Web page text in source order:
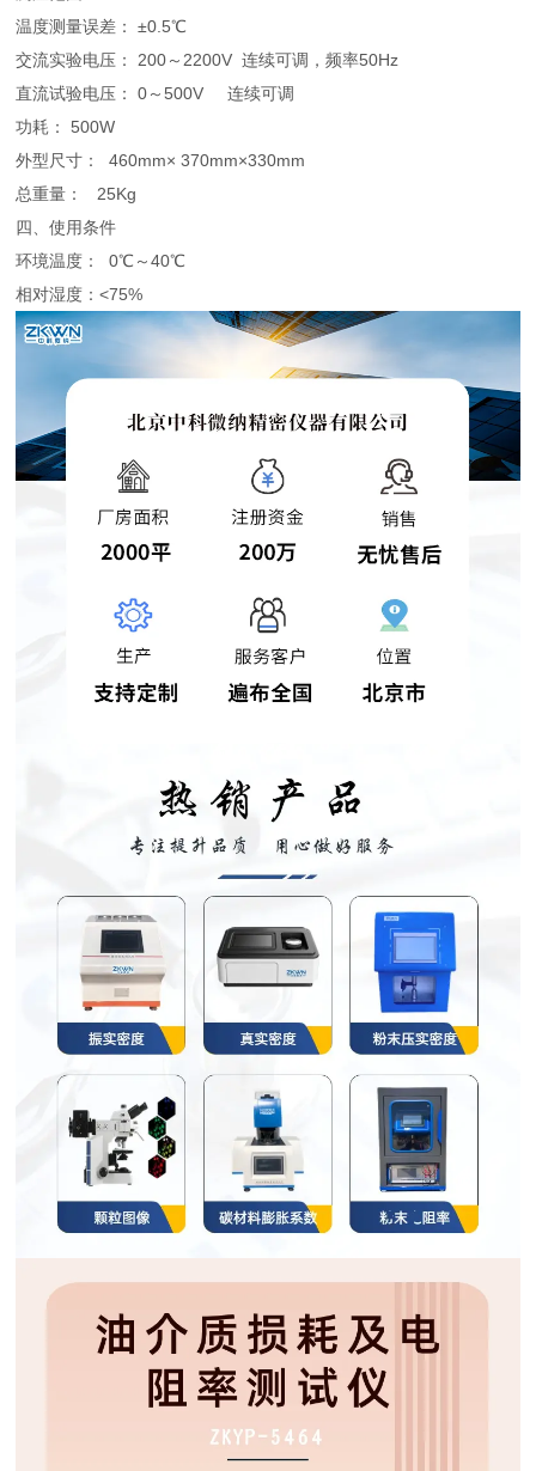
温度测量误差： ±0.5℃
交流实验电压： 200～2200V 连续可调，频率50Hz
直流试验电压： 0～500V 连续可调
功耗： 500W
外型尺寸： 460mm× 370mm×330mm
总重量： 25Kg
四、使用条件
环境温度： 0℃～40℃
相对湿度：<75%